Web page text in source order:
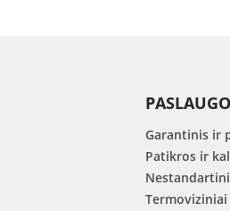
Garantinis ir
Patikros ir